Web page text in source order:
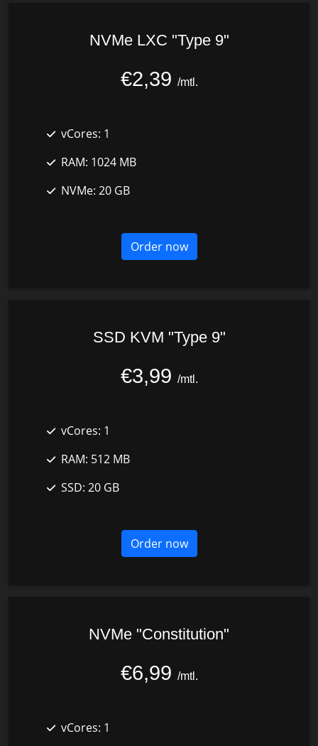
NVMe LXC "Type 9"
€2,39 /mtl.
vCores: 1
RAM: 1024 MB
NVMe: 20 GB
Order now
SSD KVM "Type 9"
€3,99 /mtl.
vCores: 1
RAM: 512 MB
SSD: 20 GB
Order now
NVMe "Constitution"
€6,99 /mtl.
vCores: 1